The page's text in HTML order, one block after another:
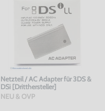
Netzteil / AC Adapter für 3DS &
DSi [Dritthersteller]
NEU & OVP